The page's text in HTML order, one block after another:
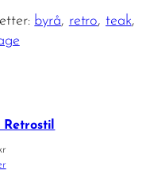
byrå, retro, teak